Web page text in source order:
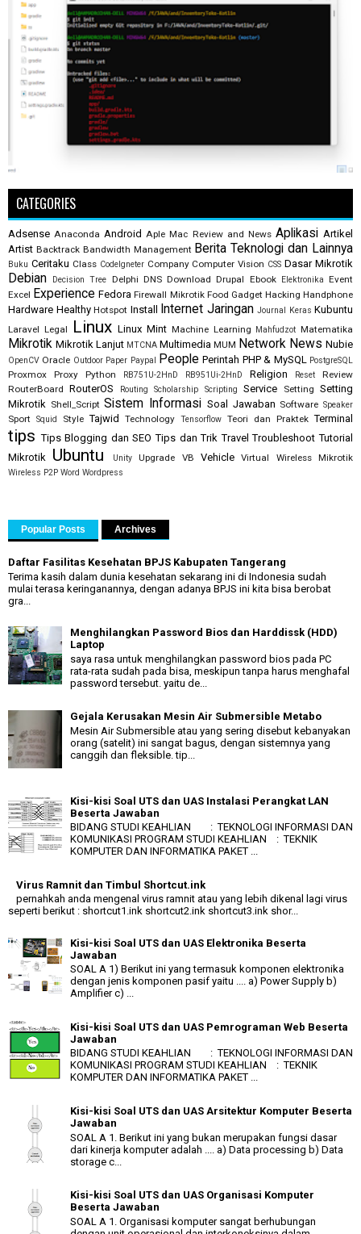
CATEGORIES
Adsense Anaconda Android Aple Mac Review and News Aplikasi Artikel
Artist Backtrack Bandwidth Management Berita Teknologi dan Lainnya
Buku Ceritaku Class CodeIgneter Company Computer Vision CSS Dasar Mikrotik
Debian Decision Tree Delphi DNS Download Drupal Ebook Elektronika Event
Excel Experience Fedora Firewall Mikrotik Food Gadget Hacking Handphone
Hardware Healthy Hotspot Install Internet Jaringan Journal Keras Kubuntu
Laravel Legal Linux Linux Mint Machine Learning Mahfudzot Matematika
Mikrotik Mikrotik Lanjut MTCNA Multimedia MUM Network News Nubie
OpenCV Oracle Outdoor Paper Paypal People Perintah PHP & MySQL PostgreSQL
Proxmox Proxy Python RB751U-2HnD RB951Ui-2HnD Religion Reset
Review
RouterBoard
RouterOS Routing Scholarship Scripting Service Setting Setting
Mikrotik Shell_Script Sistem Informasi Soal Jawaban Software Speaker
Sport Squid Style Tajwid Technology Tensorflow Teori dan Praktek Terminal
tips Tips Blogging dan SEO Tips dan Trik Travel Troubleshoot Tutorial
Mikrotik Ubuntu Unity Upgrade VB Vehicle Virtual Wireless Mikrotik
Wireless P2P Word Wordpress
Popular Posts Archives
Daftar Fasilitas Kesehatan BPJS Kabupaten Tangerang
Terima kasih dalam dunia kesehatan sekarang ini di Indonesia sudah
mulai terasa keringanannya, dengan adanya BPJS ini kita bisa berobat
gra...
Menghilangkan Password Bios dan Harddissk (HDD)
Laptop
saya rasa untuk menghilangkan password bios pada PC
rata-rata sudah pada bisa, meskipun tanpa harus menghafal
password tersebut. yaitu de...
Gejala Kerusakan Mesin Air Submersible Metabo
Mesin Air Submersible atau yang sering disebut kebanyakan
orang (satelit) ini sangat bagus, dengan sistemnya yang
canggih dan fleksible. tip...
Kisi-kisi Soal UTS dan UAS Instalasi Perangkat LAN
Beserta Jawaban
BIDANG STUDI KEAHLIAN : TEKNOLOGI INFORMASI DAN
KOMUNIKASI PROGRAM STUDI KEAHLIAN : TEKNIK
KOMPUTER DAN INFORMATIKA PAKET ...
Virus Ramnit dan Timbul Shortcut.ink
pernahkah anda mengenal virus ramnit atau yang lebih dikenal lagi virus
seperti berikut : shortcut1.ink shortcut2.ink shortcut3.ink shor...
Kisi-kisi Soal UTS dan UAS Elektronika Beserta
Jawaban
SOAL A 1) Berikut ini yang termasuk komponen elektronika
dengan jenis komponen pasif yaitu .... a) Power Supply b)
Amplifier c) ...
Kisi-kisi Soal UTS dan UAS Pemrograman Web Beserta
Jawaban
BIDANG STUDI KEAHLIAN : TEKNOLOGI INFORMASI DAN
KOMUNIKASI PROGRAM STUDI KEAHLIAN : TEKNIK
KOMPUTER DAN INFORMATIKA PAKET ...
Kisi-kisi Soal UTS dan UAS Arsitektur Komputer Beserta
Jawaban
SOAL A 1. Berikut ini yang bukan merupakan fungsi dasar
dari kinerja komputer adalah .... a) Data processing b) Data
storage c...
Kisi-kisi Soal UTS dan UAS Organisasi Komputer
Beserta Jawaban
SOAL A 1. Organisasi komputer sangat berhubungan